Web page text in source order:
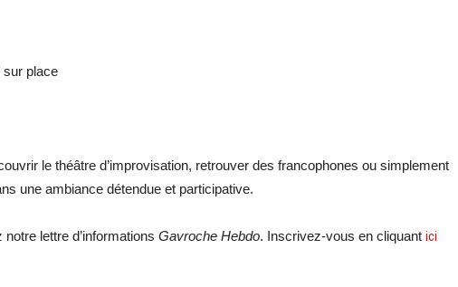
sur place
le théâtre d’improvisation, retrouver des francophones ou simplement
une ambiance détendue et participative.
lettre d’informations Gavroche Hebdo. Inscrivez-vous en cliquant ici